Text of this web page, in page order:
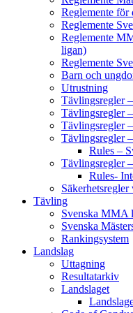
Reglemente för
Reglemente
Reglemente
ligan)
Reglemente
Barn och
Utrustning
Tävlingsregler
Tävlingsregler
Tävlingsregler
Tävlingsregler
Rules –
Tävlingsregler
Rules-
Tävling
Svenska MMA
Svenska
Rankingsystem
Landslag
Uttagning
Resultatarkiv
Landslaget